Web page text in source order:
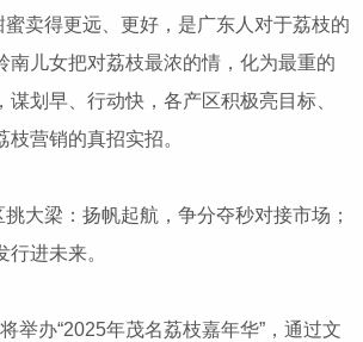
卖得更远、更好，是广东人对于荔枝的
南儿女把对荔枝最浓的情，化为最重的
谋划早、行动快，各产区积极亮目标、
营销的真招实招。
梁：扬帆起航，争分夺秒对接市场；
进未来。
办“2025年茂名荔枝嘉年华”，通过文